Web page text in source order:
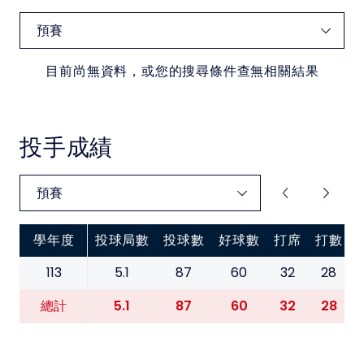
目前尚無資料，或您的搜尋條件查無相關結果
投手成績
學年度 投球局數 投球數 好球數 打席 打數
113 5.1 87 60 32 28
總計 5.1 87 60 32 28